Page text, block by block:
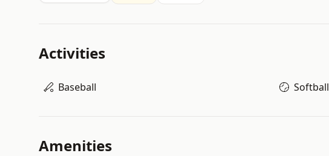
Activities
Baseball Softball
Amenities